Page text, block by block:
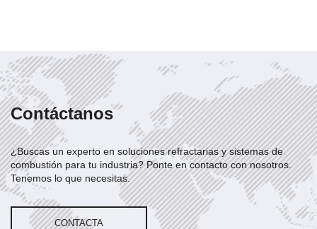
Contáctanos
¿Buscas un experto en soluciones refractarias y sistemas de
combustión para tu industria? Ponte en contacto con nosotros.
Tenemos lo que necesitas.
CONTACTA